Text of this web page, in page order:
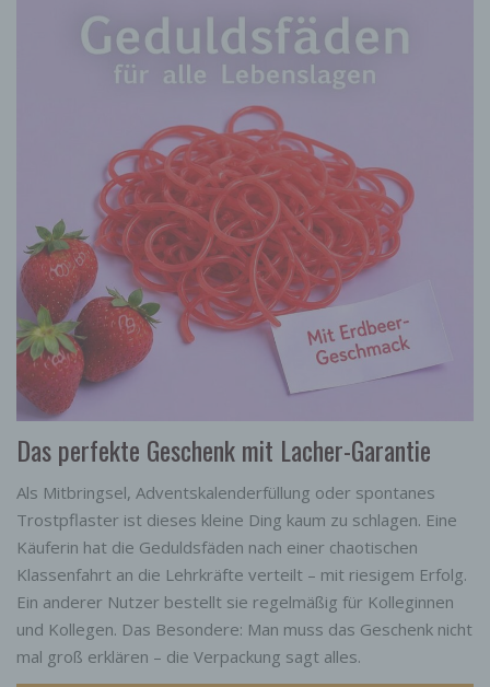
Das perfekte Geschenk mit Lacher-Garantie
Als Mitbringsel, Adventskalenderfüllung oder spontanes
Trostpflaster ist dieses kleine Ding kaum zu schlagen. Eine
Käuferin hat die Geduldsfäden nach einer chaotischen
Klassenfahrt an die Lehrkräfte verteilt – mit riesigem Erfolg.
Ein anderer Nutzer bestellt sie regelmäßig für Kolleginnen
und Kollegen. Das Besondere: Man muss das Geschenk nicht
mal groß erklären – die Verpackung sagt alles.